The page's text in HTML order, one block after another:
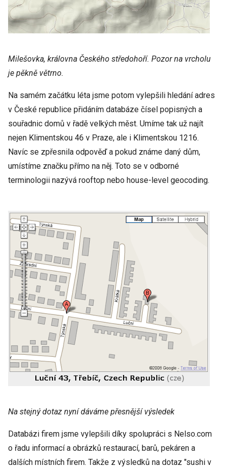
Milešovka, královna Českého středohoří. Pozor na vrcholu
je pěkně větrno.
Na samém začátku léta jsme potom vylepšili hledání adres
v České republice přidáním databáze čísel popisných a
souřadnic domů v řadě velkých měst. Umíme tak už najít
nejen Klimentskou 46 v Praze, ale i Klimentskou 1216.
Navíc se zpřesnila odpověď a pokud známe daný dům,
umístíme značku přímo na něj. Toto se v odborné
terminologii nazývá rooftop nebo house-level geocoding.
Na stejný dotaz nyní dáváme přesnější výsledek
Databázi firem jsme vylepšili díky spolupráci s Nelso.com
o řadu informací a obrázků restaurací, barů, pekáren a
dalších místních firem. Takže z výsledků na dotaz "sushi v